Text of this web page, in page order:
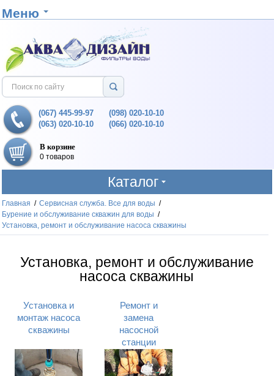
Меню
(067) 445-99-97
(063) 020-10-10
(098) 020-10-10
(066) 020-10-10
В корзине
0 товаров
Каталог
Главная / Сервисная служба. Все для воды /
Бурение и обслуживание скважин для воды /
Установка, ремонт и обслуживание насоса скважины
Установка, ремонт и обслуживание
насоса скважины
Установка и
монтаж насоса
скважины
Ремонт и
замена
насосной
станции